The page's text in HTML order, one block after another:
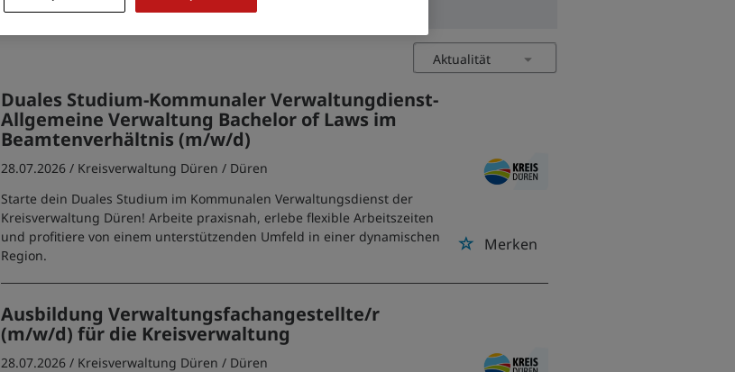
Duales Studium-Kommunaler Verwaltungdienst-
Allgemeine Verwaltung Bachelor of Laws im
Beamtenverhältnis (m/w/d)
Merken
28.07.2026 / Kreisverwaltung Düren / Düren
Starte dein Duales Studium im Kommunalen Verwaltungsdienst der
Kreisverwaltung Düren! Arbeite praxisnah, erlebe flexible Arbeitszeiten
und profitiere von einem unterstützenden Umfeld in einer dynamischen
Region.
Ausbildung Verwaltungsfachangestellte/r
(m/w/d) für die Kreisverwaltung
28.07.2026 / Kreisverwaltung Düren / Düren